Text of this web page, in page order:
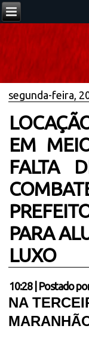
segunda-feira,
EM
FALTA
PARA
LUXO
10:28| Postado
NA